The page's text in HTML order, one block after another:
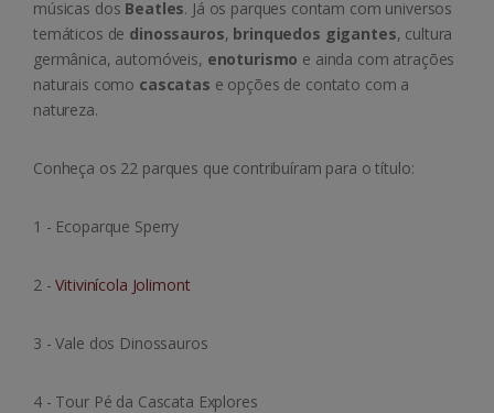
músicas dos Beatles. Já os parques contam com universos
temáticos de dinossauros, brinquedos gigantes, cultura
germânica, automóveis, enoturismo e ainda com atrações
naturais como cascatas e opções de contato com a
natureza.
Conheça os 22 parques que contribuíram para o título:
1 - Ecoparque Sperry
2 -Vitivinícola Jolimont
3 - Vale dos Dinossauros
4 - Tour Pé da Cascata Explores